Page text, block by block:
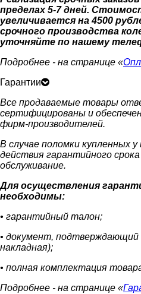
пределах 5-7 дней.
увеличивается на 4500
срочного производства
уточняйте по нашему
Подробнее - на странице «
Гарантии
Все продаваемые товары
сертифицированы и
фирм-производителей.
В случае поломки купленных у
действия гарантийного
обслуживание.
Для осуществления
необходимы:
• гарантийный талон;
• документ, подтверждающий
накладная);
• полная комплектация
Подробнее - на странице «